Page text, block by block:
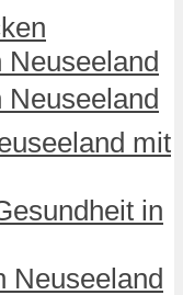
Neuseeland
mit
in
Neuseeland